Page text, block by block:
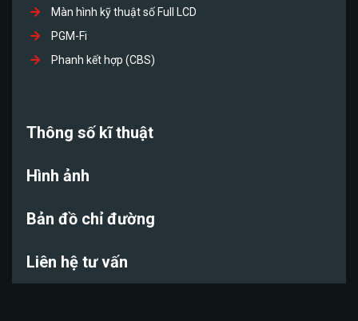
Màn hình kỹ thuật số Full LCD
PGM-Fi
Phanh kết hợp (CBS)
Thông số kĩ thuật
Hình ảnh
Bản đồ chỉ đường
Liên hệ tư vấn